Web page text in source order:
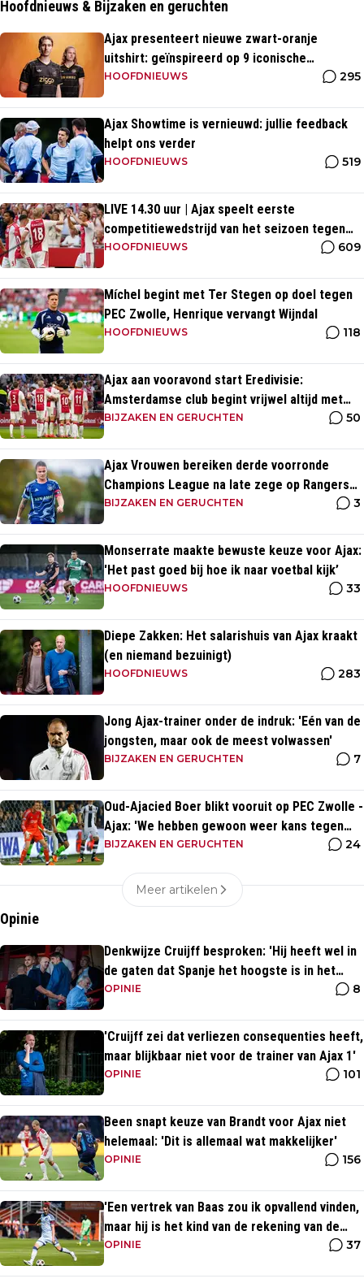
Hoofdnieuws & Bijzaken en geruchten
Ajax presenteert nieuwe zwart-oranje
uitshirt: geïnspireerd op 9 iconische
momenten uit clubhistorie
HOOFDNIEUWS 295
Ajax Showtime is vernieuwd: jullie feedback
helpt ons verder
HOOFDNIEUWS 519
LIVE 14.30 uur | Ajax speelt eerste
competitiewedstrijd van het seizoen tegen
PEC Zwolle
HOOFDNIEUWS 609
Míchel begint met Ter Stegen op doel tegen
PEC Zwolle, Henrique vervangt Wijndal
HOOFDNIEUWS 118
Ajax aan vooravond start Eredivisie:
Amsterdamse club begint vrijwel altijd met
zege
BIJZAKEN EN GERUCHTEN 50
Ajax Vrouwen bereiken derde voorronde
Champions League na late zege op Rangers
FC
BIJZAKEN EN GERUCHTEN 3
Monserrate maakte bewuste keuze voor Ajax:
'Het past goed bij hoe ik naar voetbal kijk’
HOOFDNIEUWS 33
Diepe Zakken: Het salarishuis van Ajax kraakt
(en niemand bezuinigt)
HOOFDNIEUWS 283
Jong Ajax-trainer onder de indruk: 'Eén van de
jongsten, maar ook de meest volwassen'
BIJZAKEN EN GERUCHTEN 7
Oud-Ajacied Boer blikt vooruit op PEC Zwolle -
Ajax: 'We hebben gewoon weer kans tegen
Ajax'
BIJZAKEN EN GERUCHTEN 24
Meer artikelen
Opinie
Denkwijze Cruijff besproken: 'Hij heeft wel in
de gaten dat Spanje het hoogste is in het
voetbal'
OPINIE 8
'Cruijff zei dat verliezen consequenties heeft,
maar blijkbaar niet voor de trainer van Ajax 1'
OPINIE 101
Been snapt keuze van Brandt voor Ajax niet
helemaal: 'Dit is allemaal wat makkelijker'
OPINIE 156
'Een vertrek van Baas zou ik opvallend vinden,
maar hij is het kind van de rekening van de
komst van Blind'
OPINIE 37